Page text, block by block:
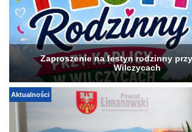
Zaproszenie na festyn rodzinny
Wilczycach
Aktualności